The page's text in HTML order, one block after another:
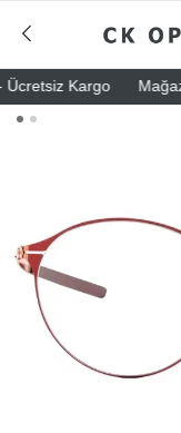
Kargo